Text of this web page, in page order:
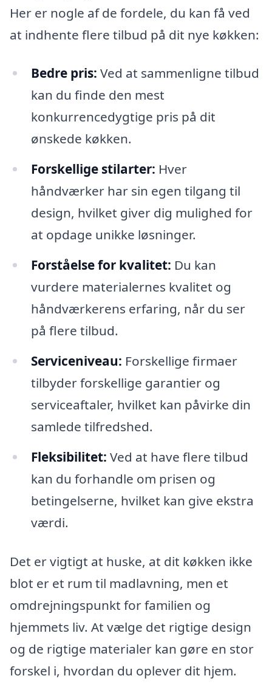
Her er nogle af de fordele, du kan få ved
at indhente flere tilbud på dit nye køkken:
Bedre pris: Ved at sammenligne tilbud
kan du finde den mest
konkurrencedygtige pris på dit
ønskede køkken.
Forskellige stilarter: Hver
håndværker har sin egen tilgang til
design, hvilket giver dig mulighed for
at opdage unikke løsninger.
Forståelse for kvalitet: Du kan
vurdere materialernes kvalitet og
håndværkerens erfaring, når du ser
på flere tilbud.
Serviceniveau: Forskellige firmaer
tilbyder forskellige garantier og
serviceaftaler, hvilket kan påvirke din
samlede tilfredshed.
Fleksibilitet: Ved at have flere tilbud
kan du forhandle om prisen og
betingelserne, hvilket kan give ekstra
værdi.
Det er vigtigt at huske, at dit køkken ikke
blot er et rum til madlavning, men et
omdrejningspunkt for familien og
hjemmets liv. At vælge det rigtige design
og de rigtige materialer kan gøre en stor
forskel i, hvordan du oplever dit hjem.